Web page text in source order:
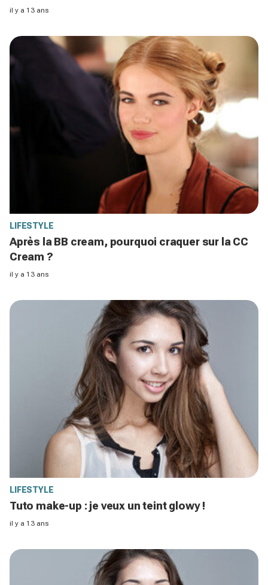
il y a 13 ans
LIFESTYLE
Après la BB cream, pourquoi craquer sur la CC
Cream ?
il y a 13 ans
LIFESTYLE
Tuto make-up : je veux un teint glowy !
il y a 13 ans